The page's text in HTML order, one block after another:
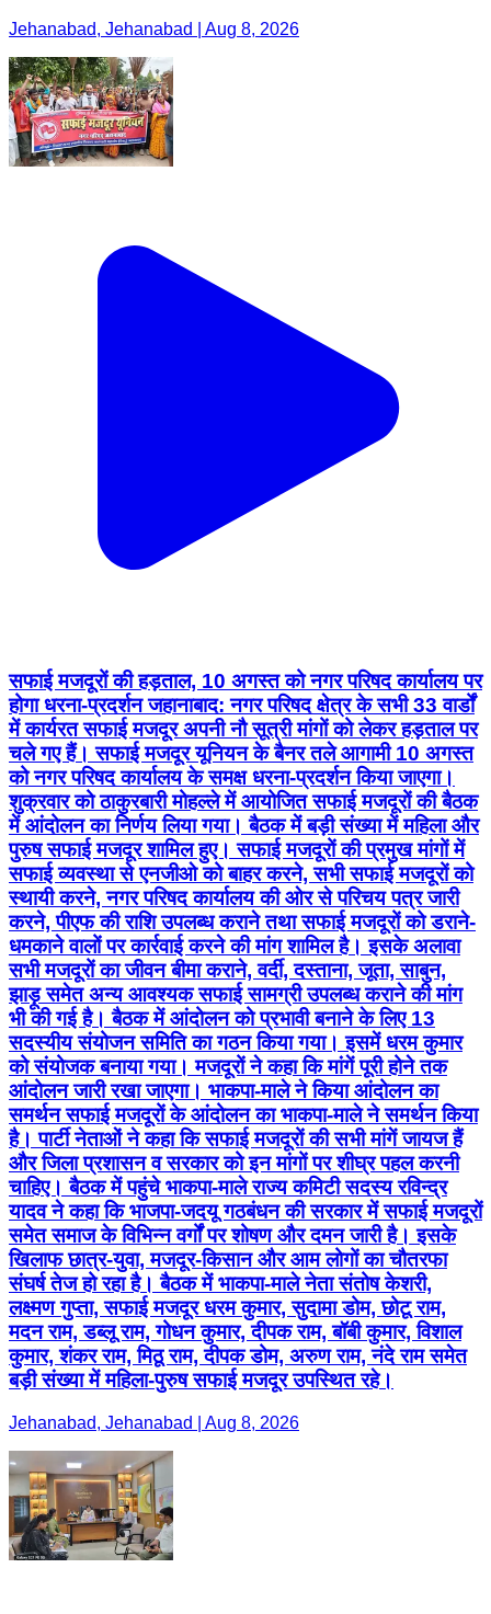
Jehanabad, Jehanabad | Aug 8, 2026
सफाई मजदूरों की हड़ताल, 10 अगस्त को नगर परिषद कार्यालय पर
होगा धरना-प्रदर्शन जहानाबाद: नगर परिषद क्षेत्र के सभी 33 वार्डों
में कार्यरत सफाई मजदूर अपनी नौ सूत्री मांगों को लेकर हड़ताल पर
चले गए हैं। सफाई मजदूर यूनियन के बैनर तले आगामी 10 अगस्त
को नगर परिषद कार्यालय के समक्ष धरना-प्रदर्शन किया जाएगा।
शुक्रवार को ठाकुरबारी मोहल्ले में आयोजित सफाई मजदूरों की बैठक
में आंदोलन का निर्णय लिया गया। बैठक में बड़ी संख्या में महिला और
पुरुष सफाई मजदूर शामिल हुए। सफाई मजदूरों की प्रमुख मांगों में
सफाई व्यवस्था से एनजीओ को बाहर करने, सभी सफाई मजदूरों को
स्थायी करने, नगर परिषद कार्यालय की ओर से परिचय पत्र जारी
करने, पीएफ की राशि उपलब्ध कराने तथा सफाई मजदूरों को डराने-
धमकाने वालों पर कार्रवाई करने की मांग शामिल है। इसके अलावा
सभी मजदूरों का जीवन बीमा कराने, वर्दी, दस्ताना, जूता, साबुन,
झाड़ू समेत अन्य आवश्यक सफाई सामग्री उपलब्ध कराने की मांग
भी की गई है। बैठक में आंदोलन को प्रभावी बनाने के लिए 13
सदस्यीय संयोजन समिति का गठन किया गया। इसमें धरम कुमार
को संयोजक बनाया गया। मजदूरों ने कहा कि मांगें पूरी होने तक
आंदोलन जारी रखा जाएगा। भाकपा-माले ने किया आंदोलन का
समर्थन सफाई मजदूरों के आंदोलन का भाकपा-माले ने समर्थन किया
है। पार्टी नेताओं ने कहा कि सफाई मजदूरों की सभी मांगें जायज हैं
और जिला प्रशासन व सरकार को इन मांगों पर शीघ्र पहल करनी
चाहिए। बैठक में पहुंचे भाकपा-माले राज्य कमिटी सदस्य रविन्द्र
यादव ने कहा कि भाजपा-जदयू गठबंधन की सरकार में सफाई मजदूरों
समेत समाज के विभिन्न वर्गों पर शोषण और दमन जारी है। इसके
खिलाफ छात्र-युवा, मजदूर-किसान और आम लोगों का चौतरफा
संघर्ष तेज हो रहा है। बैठक में भाकपा-माले नेता संतोष केशरी,
लक्ष्मण गुप्ता, सफाई मजदूर धरम कुमार, सुदामा डोम, छोटू राम,
मदन राम, डब्लू राम, गोधन कुमार, दीपक राम, बॉबी कुमार, विशाल
कुमार, शंकर राम, मिठू राम, दीपक डोम, अरुण राम, नंदे राम समेत
बड़ी संख्या में महिला-पुरुष सफाई मजदूर उपस्थित रहे।
Jehanabad, Jehanabad | Aug 8, 2026